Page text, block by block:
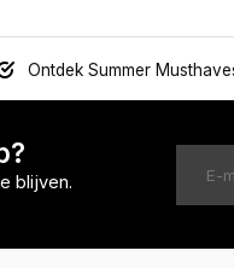
Ontdek Summer
blijven.